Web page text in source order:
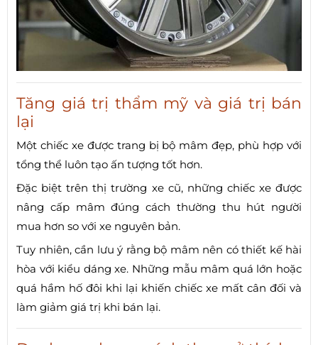
Tăng giá trị thẩm mỹ và giá trị bán
lại
Một chiếc xe được trang bị bộ mâm đẹp, phù hợp với
tổng thể luôn tạo ấn tượng tốt hơn.
Đặc biệt trên thị trường xe cũ, những chiếc xe được
nâng cấp mâm đúng cách thường thu hút người
mua hơn so với xe nguyên bản.
Tuy nhiên, cần lưu ý rằng bộ mâm nên có thiết kế hài
hòa với kiểu dáng xe. Những mẫu mâm quá lớn hoặc
quá hầm hố đôi khi lại khiến chiếc xe mất cân đối và
làm giảm giá trị khi bán lại.